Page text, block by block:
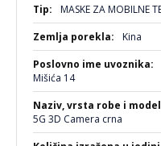
informacija
MASKE ZA MOBILNE
Kina
Mišića 14
5G 3D Camera crna